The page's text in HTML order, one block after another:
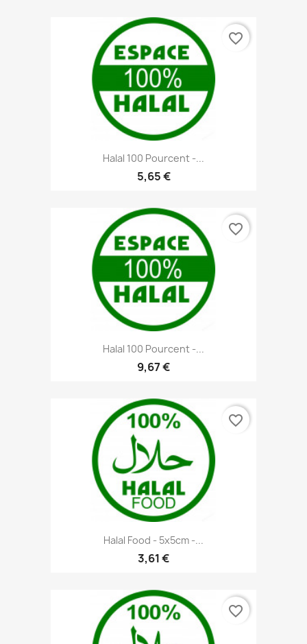
Halal 100 Pourcent -...
5,65 €
favorite_border
Halal 100 Pourcent -...
9,67 €
favorite_border
Halal Food - 5x5cm -...
3,61 €
favorite_border
favorite_border